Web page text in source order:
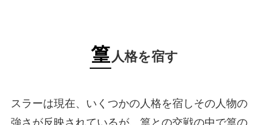
篁人格を宿す
スラーは現在、いくつかの人格を宿しその人物の